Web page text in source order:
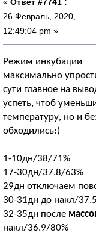
26 Февраль, 2020,
12:49:04 pm »
Режим инкубации
максимально
сути главное на
успеть, чтоб
температуру, но и
обходились:)
1-10дн/38/71%
17-30дн/37.8/63%
29дн отключаем
30-31дн до накл/
32-35дн после
накл/36.9/80%